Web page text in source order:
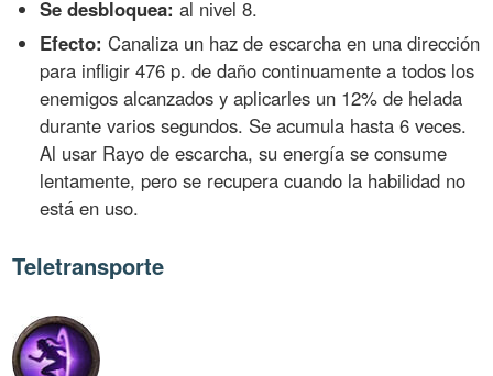
Se desbloquea: al nivel 8.
Efecto: Canaliza un haz de escarcha en una dirección
para infligir 476 p. de daño continuamente a todos los
enemigos alcanzados y aplicarles un 12% de helada
durante varios segundos. Se acumula hasta 6 veces.
Al usar Rayo de escarcha, su energía se consume
lentamente, pero se recupera cuando la habilidad no
está en uso.
Teletransporte